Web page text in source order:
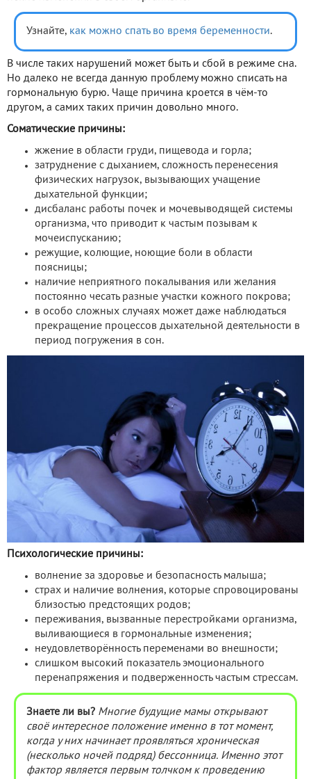
Узнайте, как можно спать во время беременности.
В числе таких нарушений может быть и сбой в режиме сна.
Но далеко не всегда данную проблему можно списать на
гормональную бурю. Чаще причина кроется в чём-то
другом, а самих таких причин довольно много.
Соматические причины:
жжение в области груди, пищевода и горла;
затруднение с дыханием, сложность перенесения
физических нагрузок, вызывающих учащение
дыхательной функции;
дисбаланс работы почек и мочевыводящей системы
организма, что приводит к частым позывам к
мочеиспусканию;
режущие, колющие, ноющие боли в области
поясницы;
наличие неприятного покалывания или желания
постоянно чесать разные участки кожного покрова;
в особо сложных случаях может даже наблюдаться
прекращение процессов дыхательной деятельности в
период погружения в сон.
Психологические причины:
волнение за здоровье и безопасность малыша;
страх и наличие волнения, которые спровоцированы
близостью предстоящих родов;
переживания, вызванные перестройками организма,
выливающиеся в гормональные изменения;
неудовлетворённость переменами во внешности;
слишком высокий показатель эмоционального
перенапряжения и подверженность частым стрессам.
Знаете ли вы? Многие будущие мамы открывают
своё интересное положение именно в тот момент,
когда у них начинает проявляться хроническая
(несколько ночей подряд) бессонница. Именно этот
фактор является первым толчком к проведению